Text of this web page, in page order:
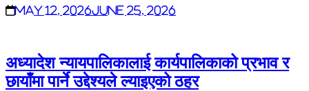
May 12, 2026June 25, 2026
अध्यादेश न्यायपालिकालाई कार्यपालिकाको प्रभाव र
छायाँमा पार्ने उद्देश्यले ल्याइएको ठहर